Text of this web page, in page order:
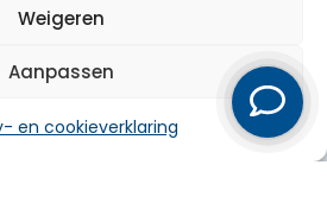
Weigeren
Aanpassen
en cookieverklaring